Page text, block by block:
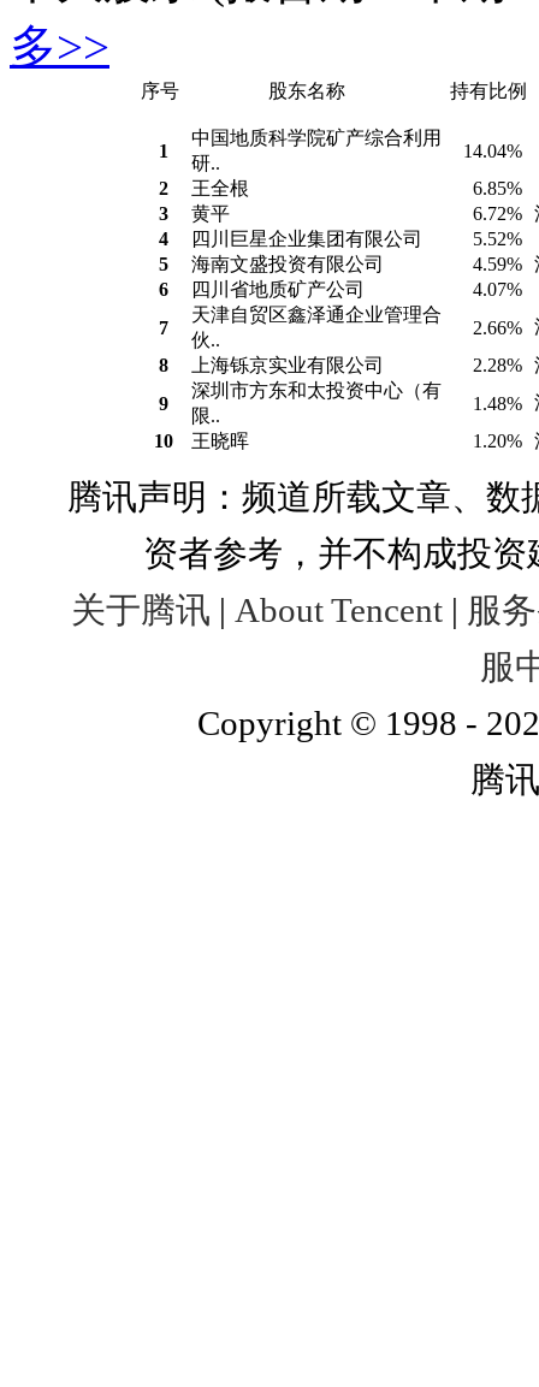
多>>
序号 股东名称 持有比例
1
中国地质科学院矿产综合利用
研..
14.04%
2
王全根
6.85%
3
黄平 6.72%
4
四川巨星企业集团有限公司
5.52%
5
海南文盛投资有限公司 4.59%
6
四川省地质矿产公司
4.07%
7
天津自贸区鑫泽通企业管理合
伙..
2.66%
8
上海铄京实业有限公司 2.28%
9
深圳市方东和太投资中心（有
限..
1.48%
10
王晓晖 1.20%
腾讯声明：频道所载文章、
资者参考，并不构成投
关于腾讯 | About Tencent | 服
服
Copyright © 1998 -
腾